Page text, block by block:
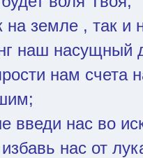
на земле , так и
наш насущный
нам счета
введи нас во
нас от